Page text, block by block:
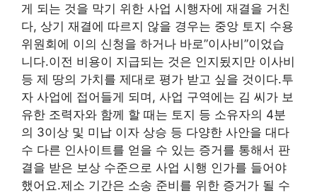
게 되는 것을 막기 위한 사업 시행자에 재결을 거친
다, 상기 재결에 따르지 않을 경우는 중앙 토지 수용
위원회에 이의 신청을 하거나 바로”이사비”이었습
니다.이전 비용이 지급되는 것은 인지됬지만 이사비
등 제 땅의 가치를 제대로 평가 받고 싶을 것이다.투
자 사업에 접어들게 되며, 사업 구역에는 김 씨가 보
유한 조력자와 함께 할 때는 토지 등 소유자의 4분
의 3이상 및 미납 이자 상승 등 다양한 사안을 대다
수 다른 인사이트를 얻을 수 있는 증거를 통해서 판
결을 받은 보상 수준으로 사업 시행 인가를 들어야
했어요.제소 기간은 소송 준비를 위한 증거가 될 수